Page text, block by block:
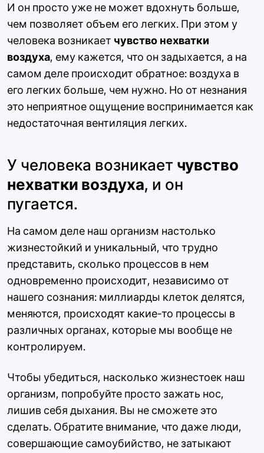
И он просто уже не может вдохнуть больше,
чем позволяет объем его легких. При этом у
человека возникает чувство нехватки
воздуха, ему кажется, что он задыхается, а на
самом деле происходит обратное: воздуха в
его легких больше, чем нужно. Но от незнания
это неприятное ощущение воспринимается как
недостаточная вентиляция легких.
У человека возникает чувство
нехватки воздуха, и он
пугается.
На самом деле наш организм настолько
жизнестойкий и уникальный, что трудно
представить, сколько процессов в нем
одновременно происходит, независимо от
нашего сознания: миллиарды клеток делятся,
меняются, происходят какие-то процессы в
различных органах, которые мы вообще не
контролируем.
Чтобы убедиться, насколько жизнестоек наш
организм, попробуйте просто зажать нос,
лишив себя дыхания. Вы не сможете это
сделать. Обратите внимание, что даже люди,
совершающие самоубийство, не затыкают